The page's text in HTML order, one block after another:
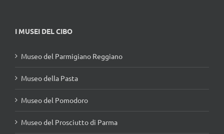
I MUSEI DEL CIBO
Museo del Parmigiano Reggiano
Museo della Pasta
Museo del Pomodoro
Museo del Prosciutto di Parma